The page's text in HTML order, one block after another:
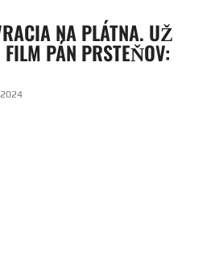
NA PLÁTNA. UŽ
PÁN PRSTEŇOV: